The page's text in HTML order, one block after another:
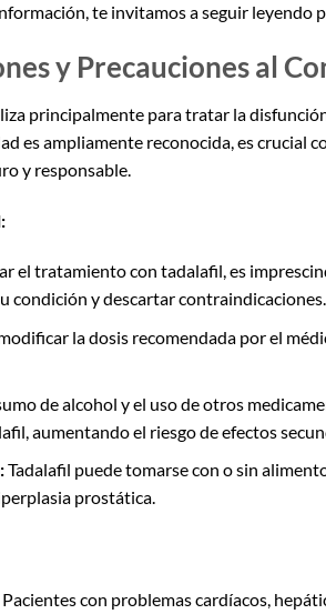
te invitamos a seguir leyendo
y Precauciones al
principalmente para tratar la
es ampliamente reconocida, es crucial
y responsable.
el tratamiento con tadalafil, es
condición y descartar contraindicaciones.
la dosis recomendada por el
de alcohol y el uso de otros
aumentando el riesgo de efectos
Tadalafil puede tomarse con o sin
prostática.
con problemas cardíacos,